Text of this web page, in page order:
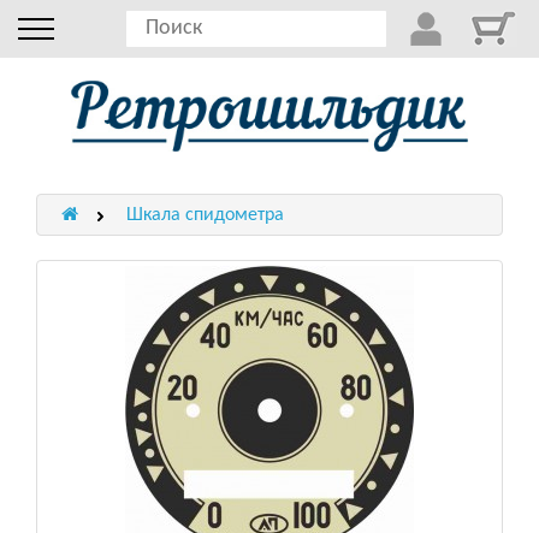
Шкала спидометра